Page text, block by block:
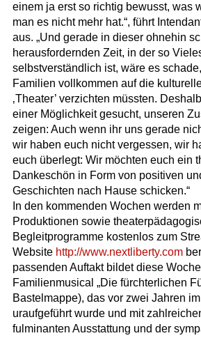
einem ja erst so richtig bewusst, was
man es nicht mehr hat.“, führt
aus. „Und gerade in dieser ohnehin
herausfordernden Zeit, in der so
selbstverständlich ist, wäre es
Familien vollkommen auf die
‚Theater’ verzichten müssten.
einer Möglichkeit gesucht, unseren
zeigen: Auch wenn ihr uns gerade
wir haben euch nicht vergessen, wir
euch überlegt: Wir möchten euch ein
Dankeschön in Form von positiven
Geschichten nach Hause schicken.“
In den kommenden Wochen werden
Produktionen sowie
Begleitprogramme kostenlos zum
Website http://www.nextliberty.com
passenden Auftakt bildet diese
Familienmusical „Die fürchterlichen
Bastelmappe), das vor zwei Jahren
uraufgeführt wurde und mit
fulminanten Ausstattung und der